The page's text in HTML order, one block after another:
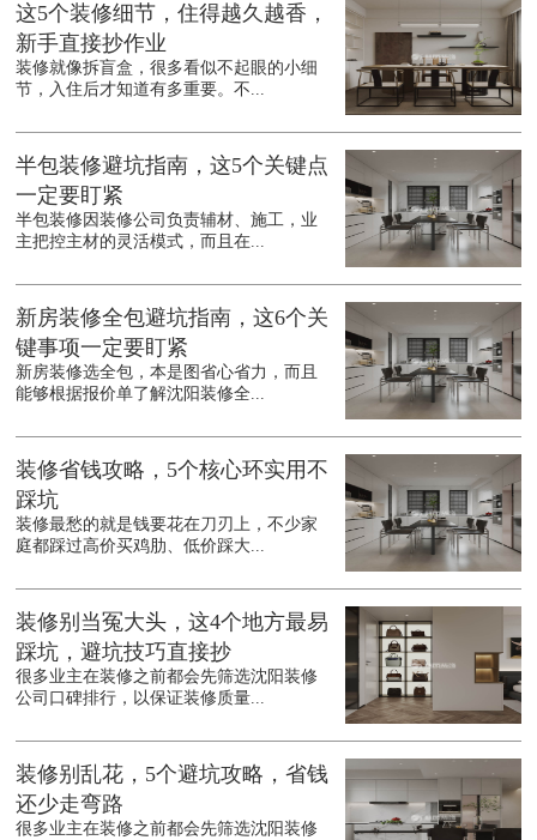
这5个装修细节，住得越久越香，
新手直接抄作业
装修就像拆盲盒，很多看似不起眼的小细
节，入住后才知道有多重要。不...
半包装修避坑指南，这5个关键点
一定要盯紧
半包装修因装修公司负责辅材、施工，业
主把控主材的灵活模式，而且在...
新房装修全包避坑指南，这6个关
键事项一定要盯紧
新房装修选全包，本是图省心省力，而且
能够根据报价单了解沈阳装修全...
装修省钱攻略，5个核心环实用不
踩坑
装修最愁的就是钱要花在刀刃上，不少家
庭都踩过高价买鸡肋、低价踩大...
装修别当冤大头，这4个地方最易
踩坑，避坑技巧直接抄
很多业主在装修之前都会先筛选沈阳装修
公司口碑排行，以保证装修质量...
装修别乱花，5个避坑攻略，省钱
还少走弯路
很多业主在装修之前都会先筛选沈阳装修